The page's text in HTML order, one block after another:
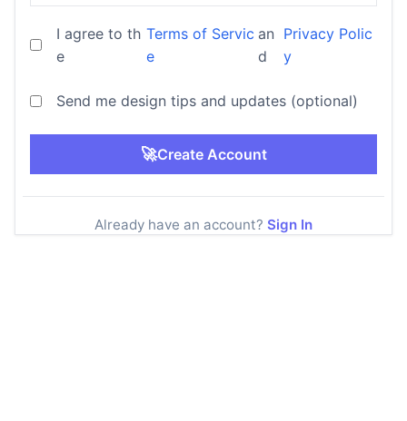
I agree to th
e
Terms of Servic
e
an
d
Privacy Polic
y
Send me design tips and updates (optional)
🚀Create Account
Already have an account? Sign In